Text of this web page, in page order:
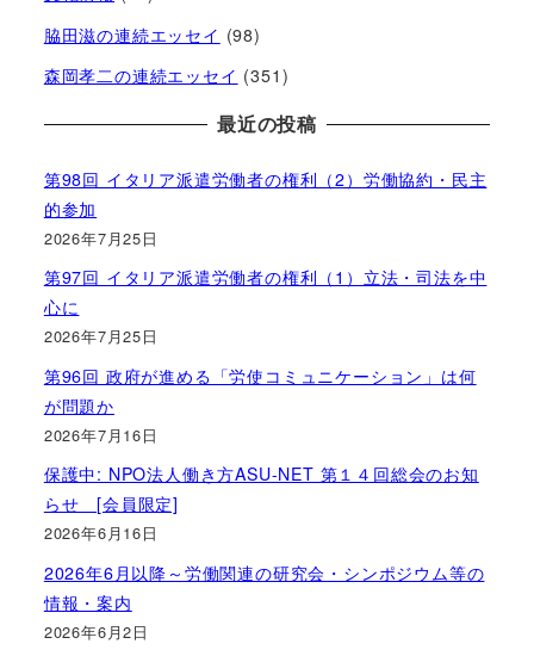
脇田滋の連続エッセイ (98)
森岡孝二の連続エッセイ (351)
最近の投稿
第98回 イタリア派遣労働者の権利（2）労働協約・民主
的参加
2026年7月25日
第97回 イタリア派遣労働者の権利（1）立法・司法を中
心に
2026年7月25日
第96回 政府が進める「労使コミュニケーション」は何
が問題か
2026年7月16日
保護中: NPO法人働き方ASU-NET 第１４回総会のお知
らせ [会員限定]
2026年6月16日
2026年6月以降～労働関連の研究会・シンポジウム等の
情報・案内
2026年6月2日